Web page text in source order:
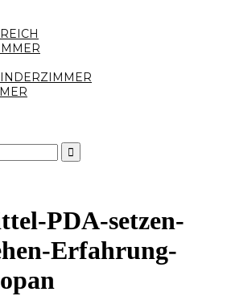
PDA-setzen-
Erfahrung-